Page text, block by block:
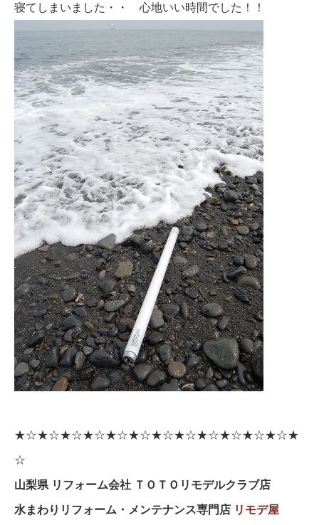
寝てしまいました・・ 心地いい時間でした！！
★☆★☆★☆★☆★☆★☆★☆★☆★☆★☆★☆★☆★
☆
山梨県 リフォーム会社 ＴＯＴＯリモデルクラブ店
水まわりリフォーム・メンテナンス専門店 リモデ屋